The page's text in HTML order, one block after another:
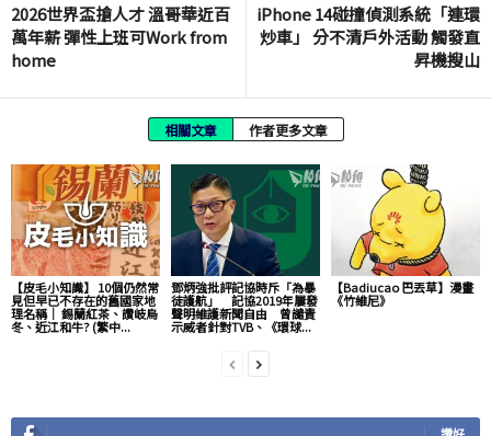
2026世界盃搶人才 溫哥華近百
萬年薪 彈性上班可Work from
home
iPhone 14碰撞偵測系統「連環
炒車」 分不清戶外活動 觸發直
昇機搜山
相關文章 作者更多文章
【皮毛小知識】 10個仍然常
見但早已不存在的舊國家地
理名稱｜ 錫蘭紅茶、讚岐烏
冬、近江和牛? (繁中...
鄧炳強批評記協時斥「為暴
徒護航」 記協2019年屢發
聲明維護新聞自由 曾譴責
示威者針對TVB、《環球...
【Badiucao 巴丟草】漫畫
《竹維尼》